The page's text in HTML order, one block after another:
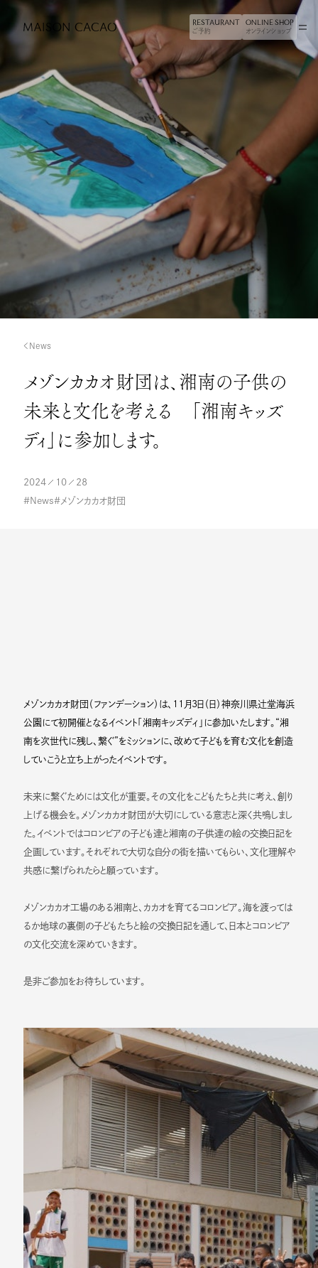
RESTAURANT
ご予約
ONLINE SHOP
オンラインショップ
News
メゾンカカオ財団は、湘南の子供の
未来と文化を考える 「湘南キッズ
ディ」に参加します。
2024 10
28
News
メゾンカカオ財団
メゾンカカオ財団（ファンデーション）は、11月3日（日）神奈川県辻堂海浜
公園にて初開催となるイベント「湘南キッズディ」に参加いたします。“湘
南を次世代に残し、繋ぐ”をミッションに、改めて子どもを育む文化を創造
していこうと立ち上がったイベントです。
未来に繋ぐためには文化が重要。その文化をこどもたちと共に考え、創り
上げる機会を。メゾンカカオ財団が大切にしている意志と深く共鳴しまし
た。イベントではコロンビアの子ども達と湘南の子供達の絵の交換日記を
企画しています。それぞれで大切な自分の街を描いてもらい、文化理解や
共感に繋げられたらと願っています。
メゾンカカオ工場のある湘南と、カカオを育てるコロンビア。海を渡っては
るか地球の裏側の子どもたちと絵の交換日記を通して、日本とコロンビア
の文化交流を深めていきます。
是非ご参加をお待ちしています。